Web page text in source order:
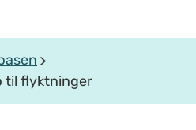
til flyktninger